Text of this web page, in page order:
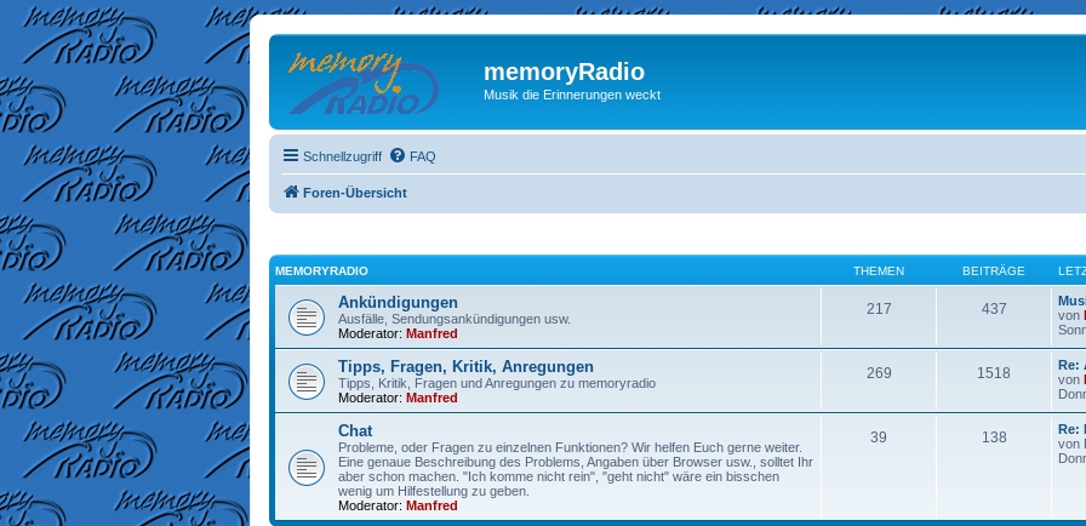
memoryRadio
Musik die Erinnerungen weckt
Schnellzugriff FAQ
Foren-Übersicht
MEMORYRADIO THEMEN BEITRÄGE
Ankündigungen
Ausfälle, Sendungsankündigungen usw.
Moderator: Manfred
217 437
von
Tipps, Fragen, Kritik, Anregungen
Tipps, Kritik, Fragen und Anregungen zu memoryradio
Moderator: Manfred
269 1518
Re:
von
Chat
Probleme, oder Fragen zu einzelnen Funktionen? Wir helfen Euch gerne weiter.
Eine genaue Beschreibung des Problems, Angaben über Browser usw., solltet Ihr
aber schon machen. "Ich komme nicht rein", "geht nicht" wäre ein bisschen
wenig um Hilfestellung zu geben.
Moderator: Manfred
39 138
Re:
von